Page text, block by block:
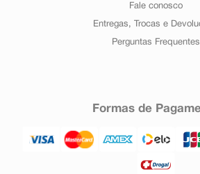
Fale conosco
Entregas, Trocas e
Perguntas Frequentes
Formas de